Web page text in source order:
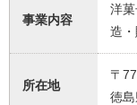
事業内容
洋
造
所在地
〒
徳